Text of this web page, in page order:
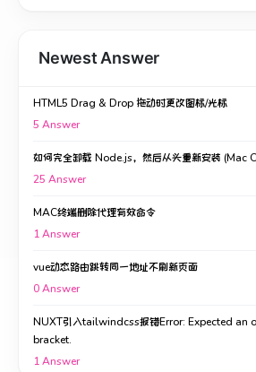
Newest Answer
HTML5 Drag & Drop 拖动时更改图标/光标
5 Answer
如何完全卸载 Node.js，然后从头重新安装 (Mac
25 Answer
MAC终端删除代理有效命令
1Answer
vue动态路由跳转同一地址不刷新页面
0Answer
NUXT引入tailwindcss报错Error: Expected an
bracket.
1Answer